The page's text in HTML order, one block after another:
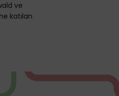
ve
katılan